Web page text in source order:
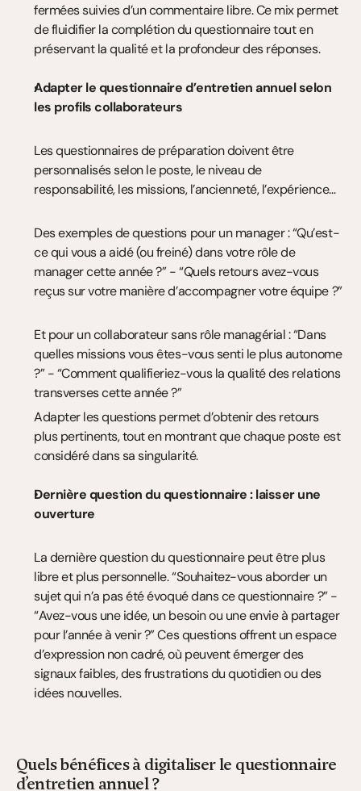
fermées suivies d’un commentaire libre. Ce mix permet
de fluidifier la complétion du questionnaire tout en
préservant la qualité et la profondeur des réponses.
Adapter le questionnaire d’entretien annuel selon
les profils collaborateurs
Les questionnaires de préparation doivent être
personnalisés selon le poste, le niveau de
responsabilité, les missions, l’ancienneté, l’expérience…
Des exemples de questions pour un manager : “Qu’est-
ce qui vous a aidé (ou freiné) dans votre rôle de
manager cette année ?” - “Quels retours avez-vous
reçus sur votre manière d’accompagner votre équipe ?”
Et pour un collaborateur sans rôle managérial : “Dans
quelles missions vous êtes-vous senti le plus autonome
?” - “Comment qualifieriez-vous la qualité des relations
transverses cette année ?”
Adapter les questions permet d’obtenir des retours
plus pertinents, tout en montrant que chaque poste est
considéré dans sa singularité.
Dernière question du questionnaire : laisser une
ouverture
La dernière question du questionnaire peut être plus
libre et plus personnelle. “Souhaitez-vous aborder un
sujet qui n’a pas été évoqué dans ce questionnaire ?” -
“Avez-vous une idée, un besoin ou une envie à partager
pour l’année à venir ?” Ces questions offrent un espace
d’expression non cadré, où peuvent émerger des
signaux faibles, des frustrations du quotidien ou des
idées nouvelles.
Quels bénéfices à digitaliser le questionnaire
d’entretien annuel ?